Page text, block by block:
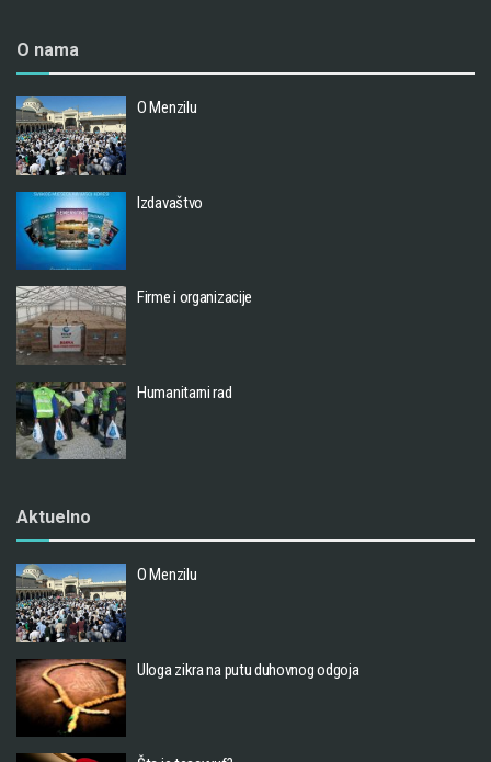
O nama
O Menzilu
Izdavaštvo
Firme i organizacije
Humanitarni rad
Aktuelno
O Menzilu
Uloga zikra na putu duhovnog odgoja